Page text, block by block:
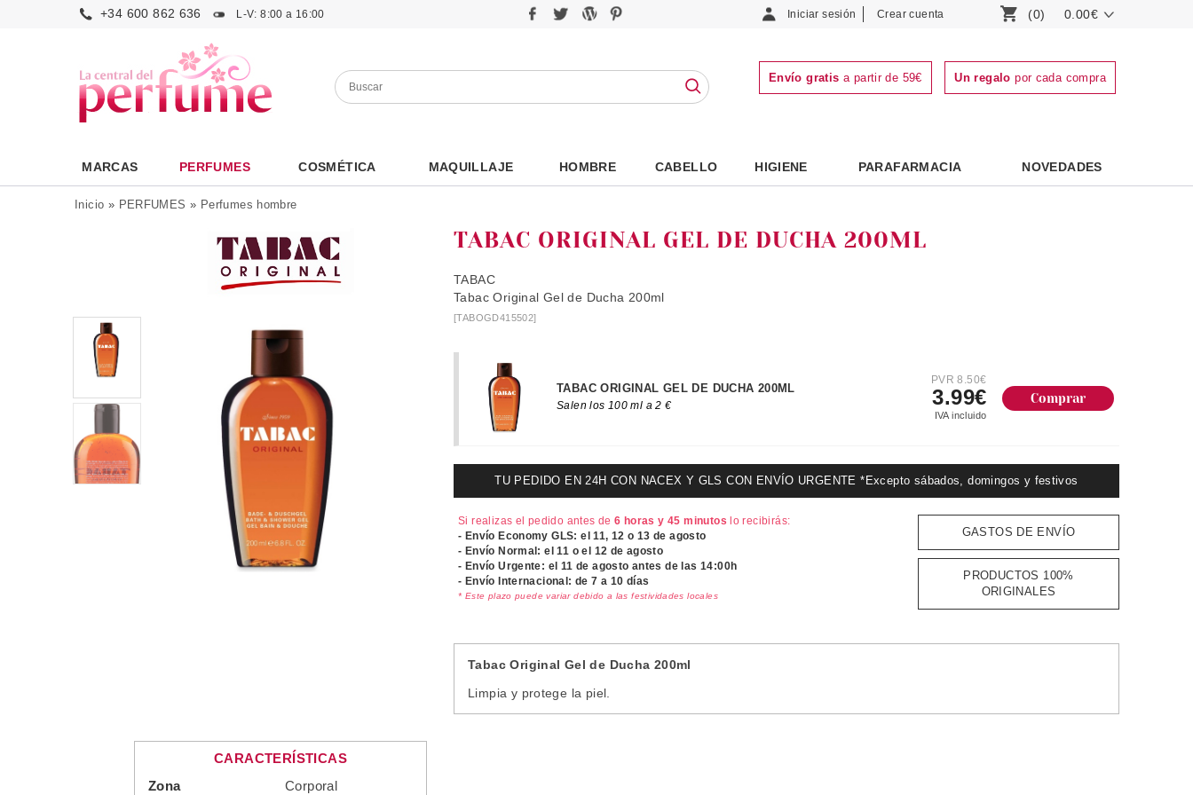
+34 600 862 636 L-V: 8:00 a 16:00 Iniciar sesión Crear cuenta (0) 0.00€
Envío gratis a partir de 59€ Un regalo por cada compra
MARCAS PERFUMES COSMÉTICA MAQUILLAJE HOMBRE CABELLO HIGIENE PARAFARMACIA NOVEDADES
Inicio » PERFUMES » Perfumes hombre
CARACTERÍSTICAS
Zona
Corporal
TABAC ORIGINAL GEL DE DUCHA 200ML
TABAC
Tabac Original Gel de Ducha 200ml
[TABOGD415502]
TABAC ORIGINAL GEL DE DUCHA 200ML
Salen los 100 ml a 2 €
PVR 8.50€
3.99€
IVA incluido
TU PEDIDO EN 24H CON NACEX Y GLS CON ENVÍO URGENTE *Excepto sábados, domingos y festivos
Si realizas el pedido antes de6 horas y 45 minutos lo recibirás:
- Envío Economy GLS: el11, 12 o 13 de agosto
- Envío Normal: el11 o el 12 de agosto
- Envío Urgente: el 11 de agosto antes de las 14:00h
- Envío Internacional: de 7 a 10 días
* Este plazo puede variar debido a las festividades locales
GASTOS DE ENVÍO
PRODUCTOS 100%
ORIGINALES
Tabac Original Gel de Ducha 200ml
Limpia y protege la piel.